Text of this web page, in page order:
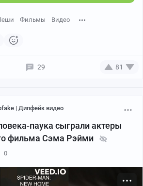
Фильмы Видео
29 81
| Дипфейк видео
паука сыграли актеры
фильма Сэма Рэйми
0